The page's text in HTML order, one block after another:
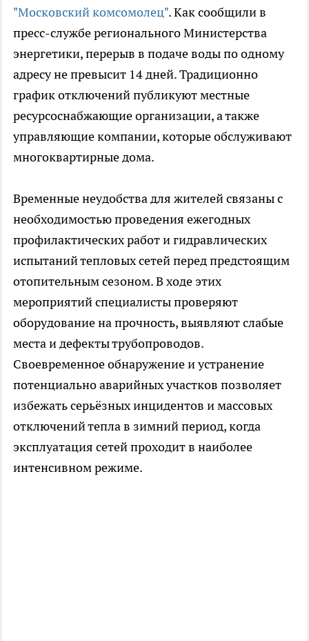
"Московский комсомолец". Как сообщили в
пресс-службе регионального Министерства
энергетики, перерыв в подаче воды по одному
адресу не превысит 14 дней. Традиционно
график отключений публикуют местные
ресурсоснабжающие организации, а также
управляющие компании, которые обслуживают
многоквартирные дома.
Временные неудобства для жителей связаны с
необходимостью проведения ежегодных
профилактических работ и гидравлических
испытаний тепловых сетей перед предстоящим
отопительным сезоном. В ходе этих
мероприятий специалисты проверяют
оборудование на прочность, выявляют слабые
места и дефекты трубопроводов.
Своевременное обнаружение и устранение
потенциально аварийных участков позволяет
избежать серьёзных инцидентов и массовых
отключений тепла в зимний период, когда
эксплуатация сетей проходит в наиболее
интенсивном режиме.